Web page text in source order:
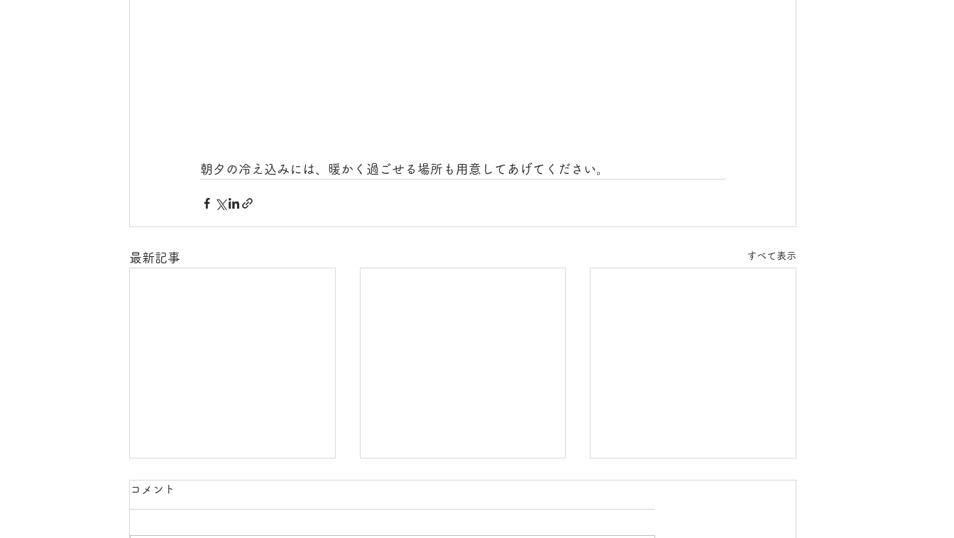
朝夕の冷え込みには、暖かく過ごせる場所も用意してあげてください。
最新記事 すべて表示
コメント